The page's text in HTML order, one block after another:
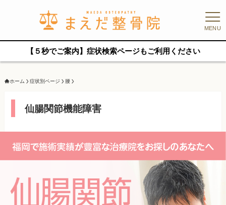
MENU
【５秒でご案内】症状検索ページもご利用ください
ホーム 症状別ページ 腰
仙腸関節機能障害